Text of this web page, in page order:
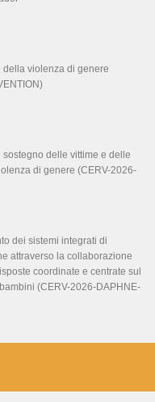
della violenza di genere
sostegno delle vittime e delle
di genere (CERV-2026-
dei sistemi integrati di
attraverso la collaborazione
coordinate e centrate sul
(CERV-2026-DAPHNE-